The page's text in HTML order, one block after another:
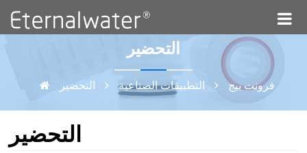
التحضير
فرونت بيج التطبيقات الصناعية التحضير
التحضير